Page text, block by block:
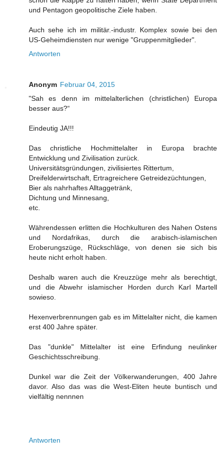
und Pentagon geopolitische Ziele haben.
Auch sehe ich im militär.-industr. Komplex sowie bei den
US-Geheimdiensten nur wenige "Gruppenmitglieder".
Antworten
Anonym Februar 04, 2015
"Sah es denn im mittelalterlichen (christlichen) Europa
besser aus?“
Eindeutig JA!!!
Das christliche Hochmittelalter in Europa brachte
Entwicklung und Zivilisation zurück.
Universitätsgründungen, zivilisiertes Rittertum,
Dreifelderwirtschaft, Ertragreichere Getreidezüchtungen,
Bier als nahrhaftes Alltaggetränk,
Dichtung und Minnesang,
etc.
Währendessen erlitten die Hochkulturen des Nahen Ostens
und Nordafrikas, durch die arabisch-islamischen
Eroberungszüge, Rückschläge, von denen sie sich bis
heute nicht erholt haben.
Deshalb waren auch die Kreuzzüge mehr als berechtigt,
und die Abwehr islamischer Horden durch Karl Martell
sowieso.
Hexenverbrennungen gab es im Mittelalter nicht, die kamen
erst 400 Jahre später.
Das "dunkle" Mittelalter ist eine Erfindung neulinker
Geschichtsschreibung.
Dunkel war die Zeit der Völkerwanderungen, 400 Jahre
davor. Also das was die West-Eliten heute buntisch und
vielfältig nennnen
Antworten